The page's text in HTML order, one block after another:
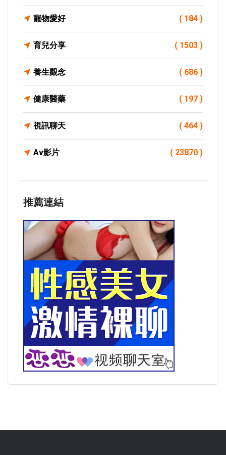
寵物愛好 ( 184 )
育兒分享 ( 1503 )
養生觀念 ( 686 )
健康醫藥 ( 197 )
視訊聊天 ( 464 )
Av影片 ( 23870 )
推薦連結